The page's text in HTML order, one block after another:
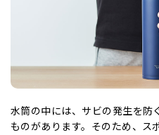
水筒の中には、サビの発生を防
ものがあります。そのため、ス